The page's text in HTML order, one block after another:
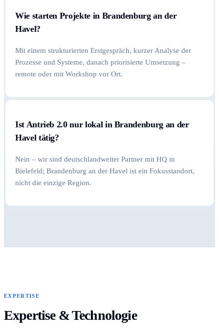
Wie starten Projekte in Brandenburg an der
Havel?
Mit einem strukturierten Erstgespräch, kurzer Analyse der
Prozesse und Systeme, danach priorisierte Umsetzung –
remote oder mit Workshop vor Ort.
Ist Antrieb 2.0 nur lokal in Brandenburg an der
Havel tätig?
Nein – wir sind deutschlandweiter Partner mit HQ in
Bielefeld; Brandenburg an der Havel ist ein Fokusstandort,
nicht die einzige Region.
EXPERTISE
Expertise & Technologie